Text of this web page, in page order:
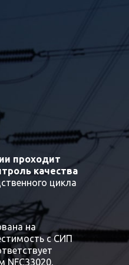
проходит
качества
цикла
на
с СИП
NFC33020,